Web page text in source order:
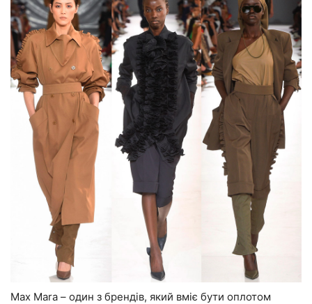
Max Mara – один з брендів, який вміє бути оплотом